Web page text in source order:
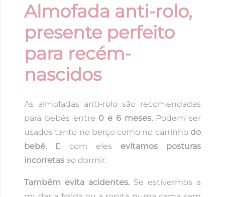
Almofada anti-rolo,
presente perfeito
para recém-
nascidos
As almofadas anti-rolo são recomendadas
para bebés entre 0 e 6 meses.Podem ser
usados tanto no berço como no carrinho do
bebé.
E com eles evitamos posturas
incorretas ao dormir.
Também evita acidentes. Se estivermos a